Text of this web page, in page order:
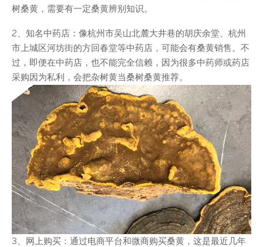
树桑黄，需要有一定桑黄辨别知识。
2、知名中药店：像杭州市吴山北麓大井巷的胡庆余堂、杭州
市上城区河坊街的方回春堂等中药店，可能会有桑黄销售。不
过，即便在中药店，也不能完全信赖，因为很多中药师或药店
采购因为私利，会把杂树黄当桑树桑黄推荐。
3、网上购买：通过电商平台和微商购买桑黄，这是最近几年